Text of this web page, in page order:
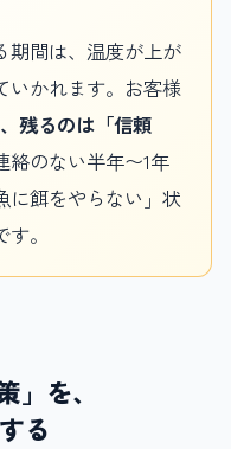
期間は、温度が上が
いかれます。お客様
残るのは「信頼
絡のない半年〜1年
に餌をやらない」状
。
」を、
る